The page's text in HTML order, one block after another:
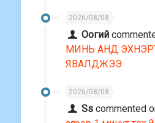
2026/08/08
Оогий
МИНЬ АНД
ЯВАЛДЖЭЭ
2026/08/08
Ss commented